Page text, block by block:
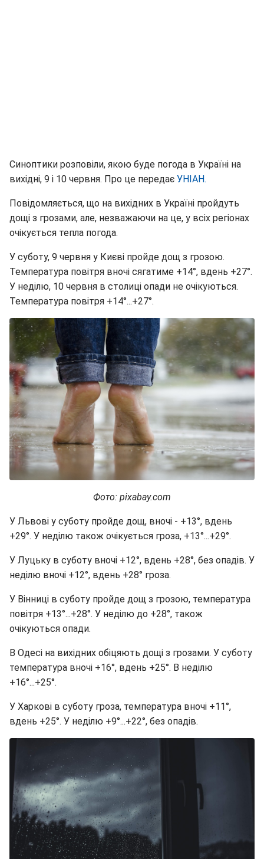
Синоптики розповіли, якою буде погода в Україні на
вихідні, 9 і 10 червня. Про це передає УНІАН.
Повідомляється, що на вихідних в Україні пройдуть
дощі з грозами, але, незважаючи на це, у всіх регіонах
очікується тепла погода.
У суботу, 9 червня у Києві пройде дощ з грозою.
Температура повітря вночі сягатиме +14°, вдень +27°.
У неділю, 10 червня в столиці опади не очікуються.
Температура повітря +14°...+27°.
Фото: pixabay.com
У Львові у суботу пройде дощ, вночі - +13°, вдень
+29°. У неділю також очікується гроза, +13°...+29°.
У Луцьку в суботу вночі +12°, вдень +28°, без опадів. У
неділю вночі +12°, вдень +28° гроза.
У Вінниці в суботу пройде дощ з грозою, температура
повітря +13°...+28°. У неділю до +28°, також
очікуються опади.
В Одесі на вихідних обіцяють дощі з грозами. У суботу
температура вночі +16°, вдень +25°. В неділю
+16°...+25°.
У Харкові в суботу гроза, температура вночі +11°,
вдень +25°. У неділю +9°...+22°, без опадів.